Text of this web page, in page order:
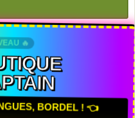
🔥
BORDEL ! 👈